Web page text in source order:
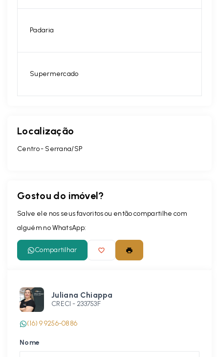
Padaria
Supermercado
Localização
Centro - Serrana/SP
Gostou do imóvel?
Salve ele nos seus favoritos ou então compartilhe com
alguém no WhatsApp:
Compartilhar
Juliana Chiappa
CRECI - 233753F
(16) 9 9256-0886
Nome